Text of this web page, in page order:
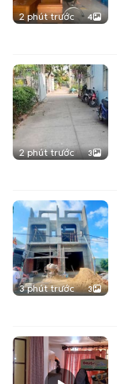
2 phút trước 4
2 phút trước 3
3 phút trước 3